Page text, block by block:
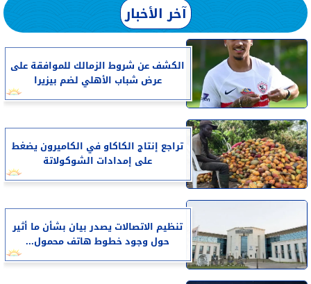
آخر الأخبار
الكشف عن شروط الزمالك للموافقة على
عرض شباب الأهلي لضم بيزيرا
تراجع إنتاج الكاكاو في الكاميرون يضغط
على إمدادات الشوكولاتة
تنظيم الاتصالات يصدر بيان بشأن ما أثير
حول وجود خطوط هاتف محمول...